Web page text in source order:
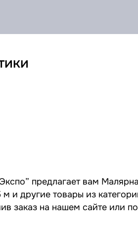
предлагает вам
и другие товары из
заказ на нашем сайте или